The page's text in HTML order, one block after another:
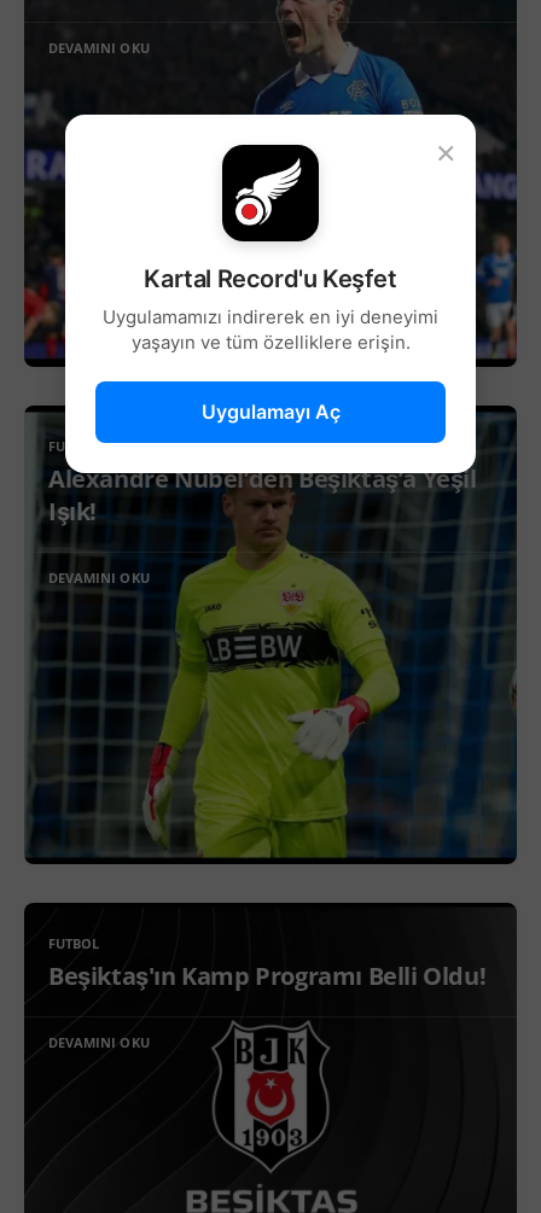
DEVAMINI OKU
FUTBOL
Alexandre Nübel’den Beşiktaş’a Yeşil
Işık!
DEVAMINI OKU
FUTBOL
Beşiktaş'ın Kamp Programı Belli Oldu!
DEVAMINI OKU
×
Kartal Record'u Keşfet
Uygulamamızı indirerek en iyi deneyimi
yaşayın ve tüm özelliklere erişin.
Uygulamayı Aç